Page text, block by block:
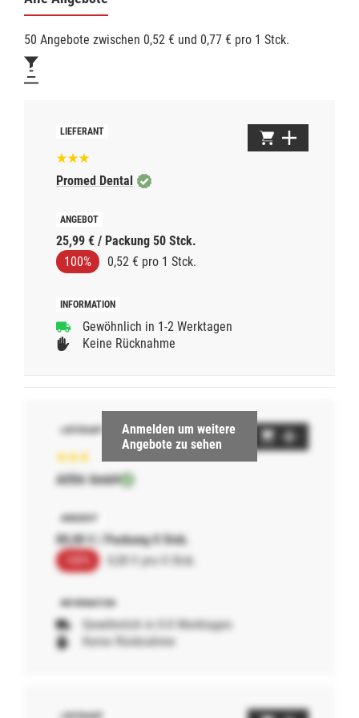
50 Angebote zwischen 0,52 € und 0,77 € pro 1 Stck.
Promed Dental
25,99 € / Packung 50 Stck.
100%
0,52 € pro 1 Stck.
Gewöhnlich in 1-2 Werktagen
Keine Rücknahme
Anmelden um weitere
Angebote zu sehen
AERA GmbH
00,00 € / Packung 0 Stck.
0,00 € pro 0 Stck.
Gewöhnlich in 0-0 Werktagen
Keine Rücknahme